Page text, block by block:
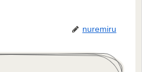
nuremiru